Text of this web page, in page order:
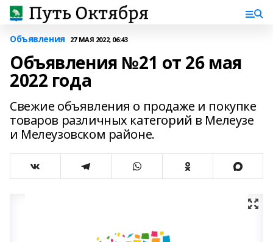
Объявления 27 МАЯ 2022, 06:43
Объявления №21 от 26 мая
2022 года
Свежие объявления о продаже и покупке
товаров различных категорий в Мелеузе
и Мелеузовском районе.